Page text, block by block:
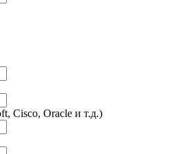
Cisco, Oracle и т.д.)